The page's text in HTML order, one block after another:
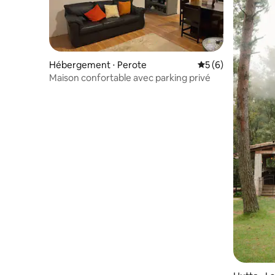
Hébergement ⋅ Perote Évaluation
5 (6)
Maison confortable avec parking privé